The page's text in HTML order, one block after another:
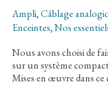
Ampli,Câblage
Enceintes,Nos
Nous avons choisi de
sur un système
Mises en œuvre dans ce